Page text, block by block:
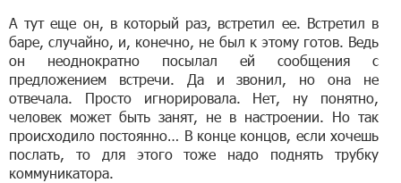
А тут еще он, в который раз, встретил ее. Встретил в
баре, случайно, и, конечно, не был к этому готов. Ведь
он неоднократно посылал ей сообщения с
предложением встречи. Да и звонил, но она не
отвечала. Просто игнорировала. Нет, ну понятно,
человек может быть занят, не в настроении. Но так
происходило постоянно… В конце концов, если хочешь
послать, то для этого тоже надо поднять трубку
коммуникатора.